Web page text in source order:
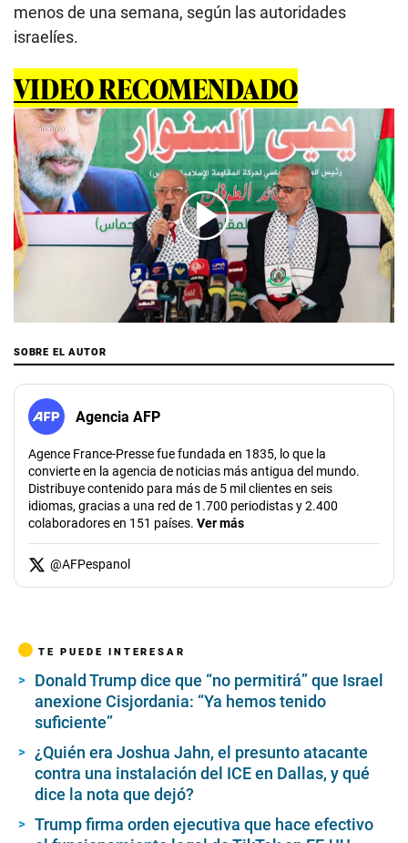
menos de una semana, según las autoridades
israelíes.
VIDEO RECOMENDADO
01:31
SOBRE EL AUTOR
Agencia AFP
Agence France-Presse fue fundada en 1835, lo que la
convierte en la agencia de noticias más antigua del mundo.
Distribuye contenido para más de 5 mil clientes en seis
idiomas, gracias a una red de 1.700 periodistas y 2.400
colaboradores en 151 países. Ver más
@AFPespanol
TE PUEDE INTERESAR
Donald Trump dice que “no permitirá” que Israel
anexione Cisjordania: “Ya hemos tenido
suficiente”
¿Quién era Joshua Jahn, el presunto atacante
contra una instalación del ICE en Dallas, y qué
dice la nota que dejó?
Trump firma orden ejecutiva que hace efectivo